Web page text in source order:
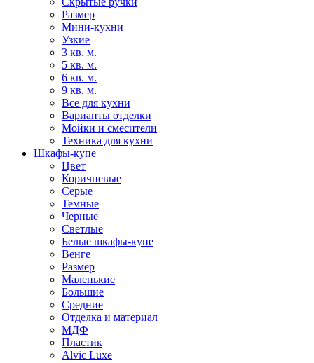
Размер
Мини-кухни
Узкие
3 кв. м.
5 кв. м.
6 кв. м.
9 кв. м.
Все для кухни
Варианты отделки
Мойки и смесители
Техника для кухни
Шкафы-купе
Цвет
Коричневые
Серые
Темные
Черные
Светлые
Белые шкафы-купе
Венге
Размер
Маленькие
Большие
Средние
Отделка и материал
МДФ
Пластик
Alvic Luxe